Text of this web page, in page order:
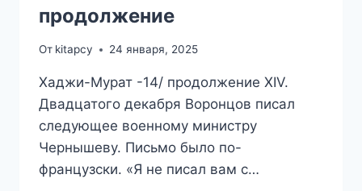
продолжение
От kitapcy 24 января, 2025
Хаджи-Мурат -14/ продолжение XIV.
Двадцатого декабря Воронцов писал
следующее военному министру
Чернышеву. Письмо было по-
французски. «Я не писал вам с…